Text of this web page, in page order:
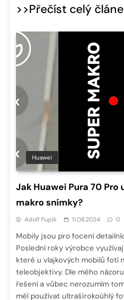
>>Přečíst celý
Huawei
Jak Huawei Pura 70
makro snímky?
Adolf Pupík 11.08.2024 0
Mobily jsou pro focení
Poslední roky výrobce
které u vlajkových mobilů fotí
teleobjektivy. Dle mého
řešení a vůbec nerozumím
měl používat ultraširokoúhlý